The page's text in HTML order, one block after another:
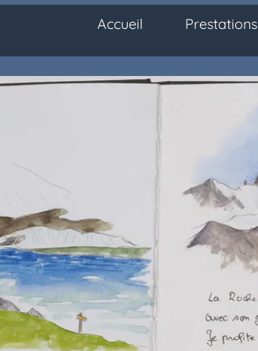
Accueil Prestations